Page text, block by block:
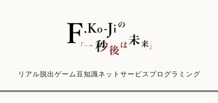
リアル脱出ゲーム豆知識ネットサービス プログラミング